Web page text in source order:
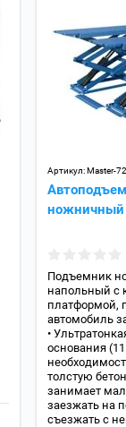
Артикул:Master-
ножничный
Подъемник
напольный с
автомобиль
•
основания
толстую
занимает
заезжать на
съезжать с